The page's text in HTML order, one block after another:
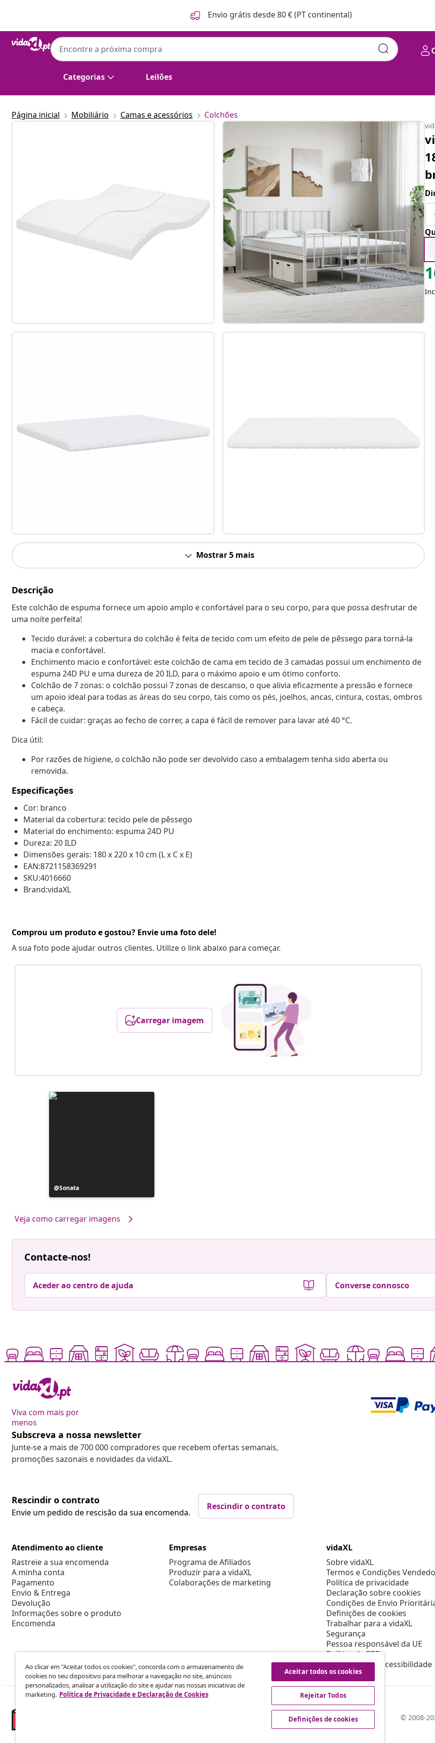
Envio grátis desde 80 € (PT continental)
Categorias Leilões
Página inicial Mobiliário Camas e acessórios Colchões
Mostrar 5 mais
Descrição
Este colchão de espuma fornece um apoio amplo e confortável para o seu corpo, para que possa desfrutar de
uma noite perfeita!
Tecido durável: a cobertura do colchão é feita de tecido com um efeito de pele de pêssego para torná-la
macia e confortável.
Enchimento macio e confortável: este colchão de cama em tecido de 3 camadas possui um enchimento de
espuma 24D PU e uma dureza de 20 ILD, para o máximo apoio e um ótimo conforto.
Colchão de 7 zonas: o colchão possui 7 zonas de descanso, o que alivia eficazmente a pressão e fornece
um apoio ideal para todas as áreas do seu corpo, tais como os pés, joelhos, ancas, cintura, costas, ombros
e cabeça.
Fácil de cuidar: graças ao fecho de correr, a capa é fácil de remover para lavar até 40 °C.
Dica útil:
Por razões de higiene, o colchão não pode ser devolvido caso a embalagem tenha sido aberta ou
removida.
Especificações
Cor: branco
Material da cobertura: tecido pele de pêssego
Material do enchimento: espuma 24D PU
Dureza: 20 ILD
Dimensões gerais: 180 x 220 x 10 cm (L x C x E)
EAN:8721158369291
SKU:4016660
Brand:vidaXL
Comprou um produto e gostou? Envie uma foto dele!
A sua foto pode ajudar outros clientes. Utilize o link abaixo para começar.
Carregar imagem
Postagem
publicada
Sonata
Veja como carregar imagens
Contacte-nos!
Aceder ao centro de ajuda Converse connosco
Viva com mais por
menos
Subscreva a nossa newsletter
Junte-se a mais de 700 000 compradores que recebem ofertas semanais,
promoções sazonais e novidades da vidaXL.
Rescindir o contrato
Envie um pedido de rescisão da sua encomenda.
Rescindir o contrato
Atendimento ao cliente
Rastreie a sua encomenda
A minha conta
Pagamento
Envio & Entrega
Devolução
Informações sobre o produto
Encomenda
Empresas
Programa de Afiliados
Produzir para a vidaXL
Colaborações de marketing
vidaXL
Sobre vidaXL
Termos e Condições
Política de privacidade
Declaração sobre cookies
Condições de Envio
Definições de cookies
Trabalhar para a vidaXL
Segurança
Pessoa responsável da UE
Política de EPR
Declaração de acessibilidade
© 2008-
Ao clicar em "Aceitar todos os cookies", concorda com o armazenamento de
cookies no seu dispositivo para melhorar a navegação no site, anúncios
personalizados, analisar a utilização do site e ajudar nas nossas iniciativas de
marketing. Política de Privacidade e Declaração de Cookies
Aceitar todos os cookies
Rejeitar Todos
Definições de cookies